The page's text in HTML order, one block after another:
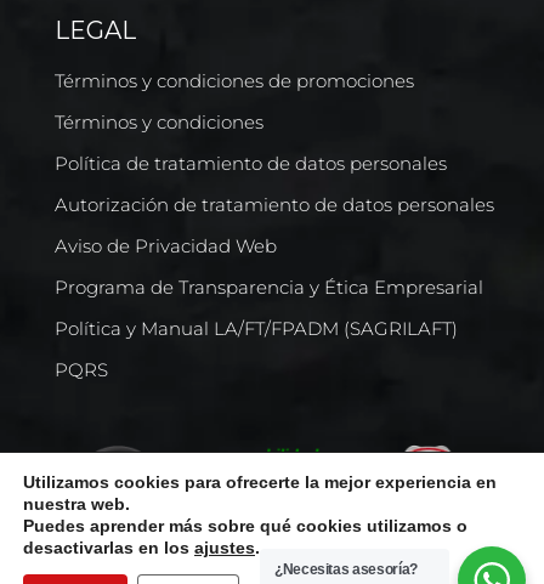
LEGAL
Términos y condiciones de promociones
Términos y condiciones
Política de tratamiento de datos personales
Autorización de tratamiento de datos personales
Aviso de Privacidad Web
Programa de Transparencia y Ética Empresarial
Política y Manual LA/FT/FPADM (SAGRILAFT)
PQRS
Utilizamos cookies para ofrecerte la mejor experiencia en
nuestra web.
Puedes aprender más sobre qué cookies utilizamos o
desactivarlas en los ajustes.
¿Necesitas asesoría?